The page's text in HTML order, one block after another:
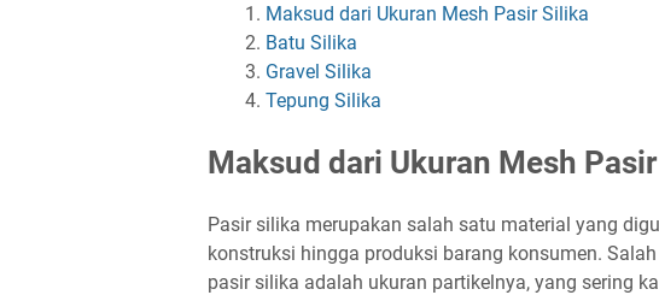
Maksud dari Ukuran Mesh Pasir Silika
Batu Silika
Gravel Silika
Tepung Silika
Maksud dari Ukuran Mesh
Pasir silika merupakan salah satu material yang
konstruksi hingga produksi barang konsumen.
pasir silika adalah ukuran partikelnya, yang sering